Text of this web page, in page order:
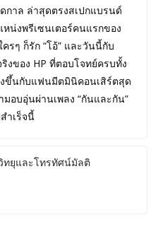
กาล ล่าสุดตรงสเปกแบรนด์
น่งพรีเซนเตอร์คนแรกของ
รๆ ก็รัก “โอ้” และวันนี้กับ
งของ HP ที่ตอบโจทย์ครบทั้ง
ขึ้นกับแฟนมีตมินิคอนเสิร์ตสุด
อบอุ่นผ่านเพลง “กันและกัน”
ำเร็จนี้
ทยุและโทรทัศน์มัลติ